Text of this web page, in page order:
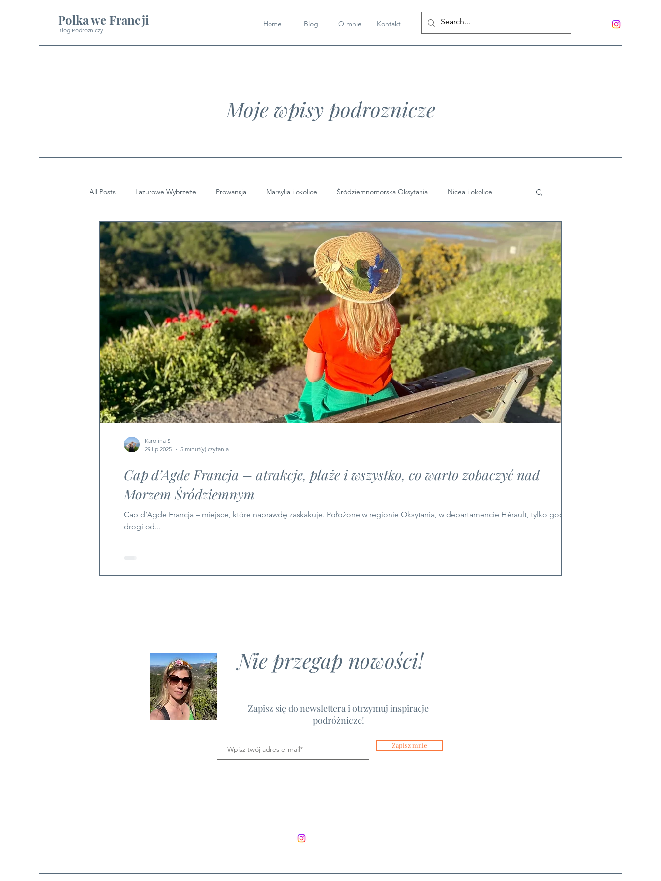
Polka we Francji
Blog Podrozniczy
Home Blog O mnie Kontakt
Moje wpisy podroznicze
All Posts Lazurowe Wybrzeże Prowansja Marsylia i okolice Śródziemnomorska Oksytania Nicea i okolice
Cap d’Agde Francja – atrakcje, plaże i wszystko, co warto zobaczyć nad
Morzem Śródziemnym
Cap d’Agde Francja – miejsce, które naprawdę zaskakuje. Położone w regionie Oksytania, w departamencie Hérault, tylko godzinę
drogi od...
Karolina S
29 lip 2025
5 minut(y) czytania
Nie przegap nowości!
Zapisz się do newslettera i otrzymuj inspiracje
podróżnicze!
Zapisz mnie